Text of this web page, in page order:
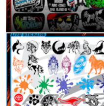
Calcomanías Tuning para